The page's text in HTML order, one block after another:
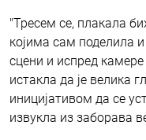
"Тресем се, плакала
којима сам поделила
сцени и испред
истакла да је велика
иницијативом да се
извукла из заборава